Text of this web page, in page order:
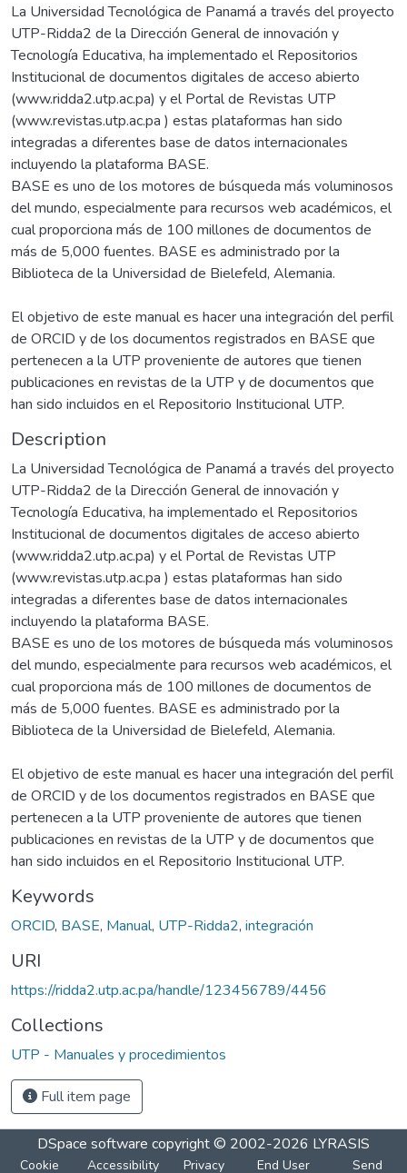
La Universidad Tecnológica de Panamá a través del proyecto
UTP-Ridda2 de la Dirección General de innovación y
Tecnología Educativa, ha implementado el Repositorios
Institucional de documentos digitales de acceso abierto
(www.ridda2.utp.ac.pa) y el Portal de Revistas UTP
(www.revistas.utp.ac.pa ) estas plataformas han sido
integradas a diferentes base de datos internacionales
incluyendo la plataforma BASE.
BASE es uno de los motores de búsqueda más voluminosos
del mundo, especialmente para recursos web académicos, el
cual proporciona más de 100 millones de documentos de
más de 5,000 fuentes. BASE es administrado por la
Biblioteca de la Universidad de Bielefeld, Alemania.
El objetivo de este manual es hacer una integración del perfil
de ORCID y de los documentos registrados en BASE que
pertenecen a la UTP proveniente de autores que tienen
publicaciones en revistas de la UTP y de documentos que
han sido incluidos en el Repositorio Institucional UTP.
Description
La Universidad Tecnológica de Panamá a través del proyecto
UTP-Ridda2 de la Dirección General de innovación y
Tecnología Educativa, ha implementado el Repositorios
Institucional de documentos digitales de acceso abierto
(www.ridda2.utp.ac.pa) y el Portal de Revistas UTP
(www.revistas.utp.ac.pa ) estas plataformas han sido
integradas a diferentes base de datos internacionales
incluyendo la plataforma BASE.
BASE es uno de los motores de búsqueda más voluminosos
del mundo, especialmente para recursos web académicos, el
cual proporciona más de 100 millones de documentos de
más de 5,000 fuentes. BASE es administrado por la
Biblioteca de la Universidad de Bielefeld, Alemania.
El objetivo de este manual es hacer una integración del perfil
de ORCID y de los documentos registrados en BASE que
pertenecen a la UTP proveniente de autores que tienen
publicaciones en revistas de la UTP y de documentos que
han sido incluidos en el Repositorio Institucional UTP.
Keywords
ORCID, BASE, Manual, UTP-Ridda2, integración
URI
https://ridda2.utp.ac.pa/handle/123456789/4456
Collections
UTP - Manuales y procedimientos
Full item page
DSpace software copyright © 2002-2026 LYRASIS
Cookie Accessibility Privacy End User Send